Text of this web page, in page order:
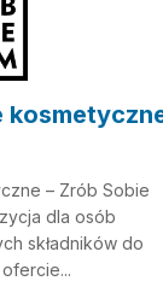
– Zrób Sobie
dla osób
składników do